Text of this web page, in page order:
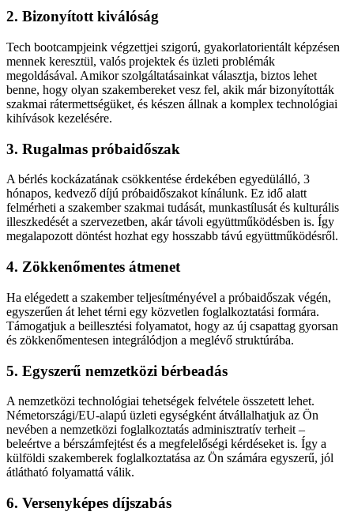
2. Bizonyított kiválóság
Tech bootcampjeink végzettjei szigorú, gyakorlatorientált képzésen
mennek keresztül, valós projektek és üzleti problémák
megoldásával. Amikor szolgáltatásainkat választja, biztos lehet
benne, hogy olyan szakembereket vesz fel, akik már bizonyították
szakmai rátermettségüket, és készen állnak a komplex technológiai
kihívások kezelésére.
3. Rugalmas próbaidőszak
A bérlés kockázatának csökkentése érdekében egyedülálló, 3
hónapos, kedvező díjú próbaidőszakot kínálunk. Ez idő alatt
felmérheti a szakember szakmai tudását, munkastílusát és kulturális
illeszkedését a szervezetben, akár távoli együttműködésben is. Így
megalapozott döntést hozhat egy hosszabb távú együttműködésről.
4. Zökkenőmentes átmenet
Ha elégedett a szakember teljesítményével a próbaidőszak végén,
egyszerűen át lehet térni egy közvetlen foglalkoztatási formára.
Támogatjuk a beillesztési folyamatot, hogy az új csapattag gyorsan
és zökkenőmentesen integrálódjon a meglévő struktúrába.
5. Egyszerű nemzetközi bérbeadás
A nemzetközi technológiai tehetségek felvétele összetett lehet.
Németországi/EU-alapú üzleti egységként átvállalhatjuk az Ön
nevében a nemzetközi foglalkoztatás adminisztratív terheit –
beleértve a bérszámfejtést és a megfelelőségi kérdéseket is. Így a
külföldi szakemberek foglalkoztatása az Ön számára egyszerű, jól
átlátható folyamattá válik.
6. Versenyképes díjszabás